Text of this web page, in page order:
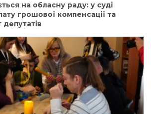
на обласну раду: у суді
грошової компенсації та